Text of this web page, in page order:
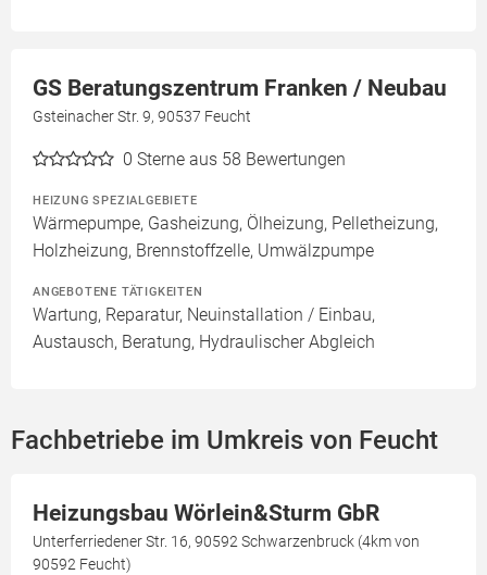
GS Beratungszentrum Franken / Neubau
Gsteinacher Str. 9, 90537 Feucht
0 Sterne aus 58 Bewertungen
HEIZUNG SPEZIALGEBIETE
Wärmepumpe, Gasheizung, Ölheizung, Pelletheizung,
Holzheizung, Brennstoffzelle, Umwälzpumpe
ANGEBOTENE TÄTIGKEITEN
Wartung, Reparatur, Neuinstallation / Einbau,
Austausch, Beratung, Hydraulischer Abgleich
Fachbetriebe im Umkreis von Feucht
Heizungsbau Wörlein&Sturm GbR
Unterferriedener Str. 16, 90592 Schwarzenbruck (4km von
90592 Feucht)